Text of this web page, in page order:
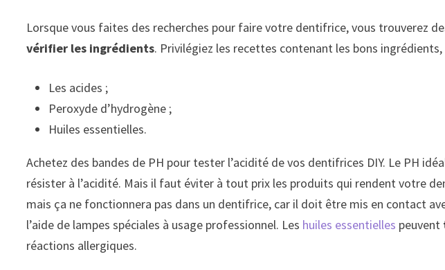
Lorsque vous faites des recherches pour faire votre dentifrice, vous trouverez
vérifier les ingrédients. Privilégiez les recettes contenant les bons
Les acides ;
Peroxyde d’hydrogène ;
Huiles essentielles.
Achetez des bandes de PH pour tester l’acidité de vos dentifrices DIY. Le PH
résister à l’acidité. Mais il faut éviter à tout prix les produits qui rendent votre
mais ça ne fonctionnera pas dans un dentifrice, car il doit être mis en contact
l’aide de lampes spéciales à usage professionnel. Les huiles essentielles peuvent
réactions allergiques.